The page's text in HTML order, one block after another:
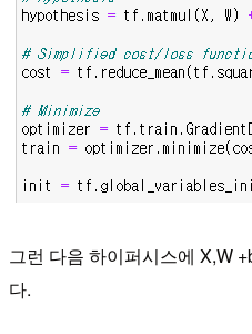
그런 다음 하이퍼시스에 X,W
다.